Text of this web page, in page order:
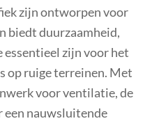
zijn ontworpen voor
biedt duurzaamheid,
zijn voor het
op ruige terreinen. Met
voor ventilatie, de
nauwsluitende